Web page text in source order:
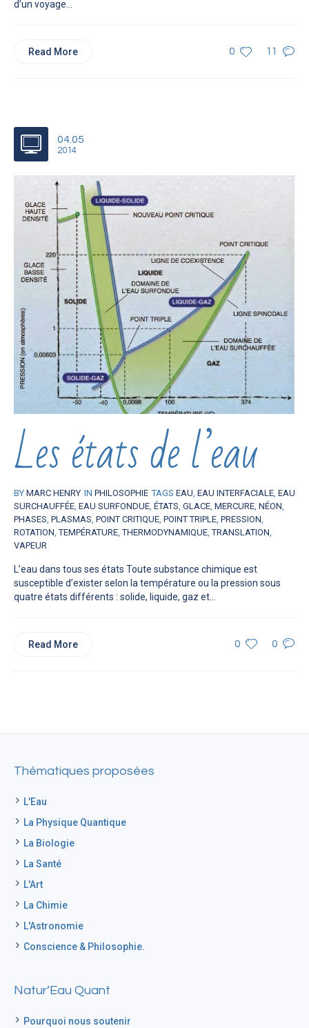
d’un voyage...
0 11
Read More
04.05
2014
Les états de l’eau
BY MARC HENRY IN PHILOSOPHIE TAGS EAU EAU INTERFACIALE EAU
SURCHAUFFÉE EAU SURFONDUE ÉTATS GLACE MERCURE NÉON
PHASES PLASMAS POINT CRITIQUE POINT TRIPLE PRESSION
ROTATION ,TEMPÉRATURE ,THERMODYNAMIQUE ,TRANSLATION
VAPEUR
L’eau dans tous ses états Toute substance chimique est
susceptible d’exister selon la température ou la pression sous
quatre états différents : solide, liquide, gaz et...
0 0
Read More
Thématiques proposées
L'Eau
La Physique Quantique
La Biologie
La Santé
L'Art
La Chimie
L'Astronomie
Conscience & Philosophie.
Natur’Eau Quant
Pourquoi nous soutenir